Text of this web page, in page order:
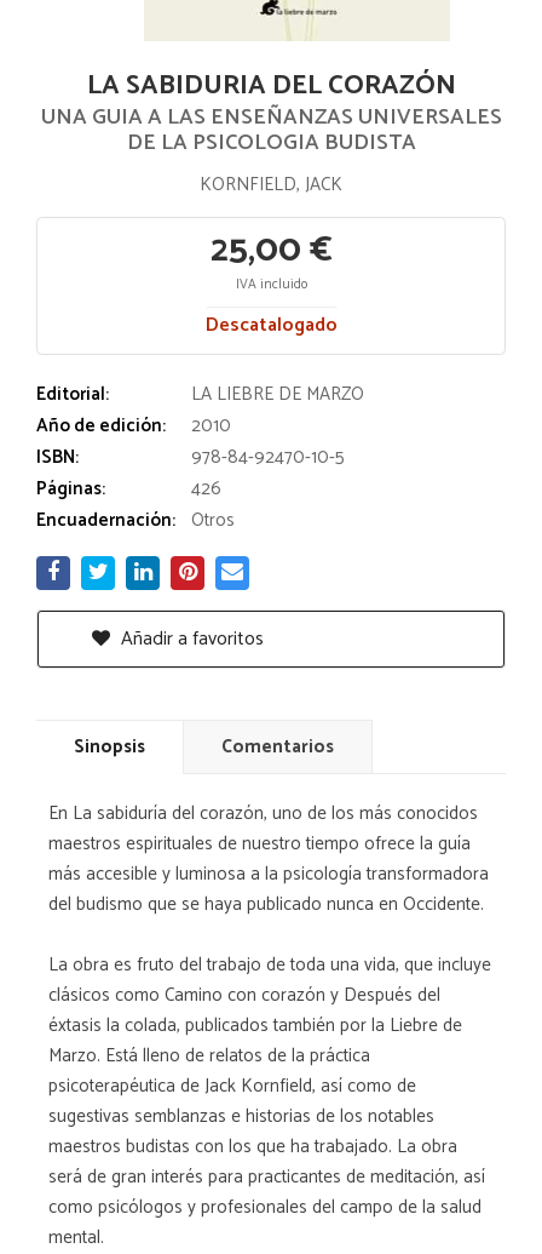
LA SABIDURIA DEL CORAZÓN
UNA GUIA A LAS ENSEÑANZAS UNIVERSALES
DE LA PSICOLOGIA BUDISTA
KORNFIELD, JACK
25,00 €
IVA incluido
Descatalogado
Editorial:
LA LIEBRE DE MARZO
Año de edición:
2010
ISBN:
978-84-92470-10-5
Páginas:
426
Encuadernación: Otros
Añadir a favoritos
Sinopsis Comentarios
En La sabiduría del corazón, uno de los más conocidos
maestros espirituales de nuestro tiempo ofrece la guía
más accesible y luminosa a la psicología transformadora
del budismo que se haya publicado nunca en Occidente.
La obra es fruto del trabajo de toda una vida, que incluye
clásicos como Camino con corazón y Después del
éxtasis la colada, publicados también por la Liebre de
Marzo. Está lleno de relatos de la práctica
psicoterapéutica de Jack Kornfield, así como de
sugestivas semblanzas e historias de los notables
maestros budistas con los que ha trabajado. La obra
será de gran interés para practicantes de meditación, así
como psicólogos y profesionales del campo de la salud
mental.